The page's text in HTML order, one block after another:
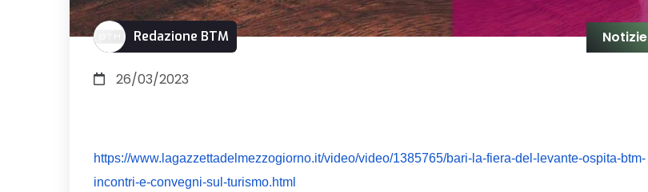
Notizie
Redazione BTM
26/03/2023
https://www.lagazzettadelmezzogiorno.it/video/video/1385765/bari-la-fiera-del-levante-ospita-btm-
incontri-e-convegni-sul-turismo.html